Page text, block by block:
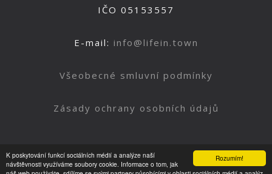
Rozumím!
K poskytování funkcí sociálních médií a analýze naší
návštěvnosti využíváme soubory cookie. Informace o tom, jak
IČO 05153557
E-mail: info@lifein.town
Všeobecné smluvní podmínky
Zásady ochrany osobních údajů
Nahoru